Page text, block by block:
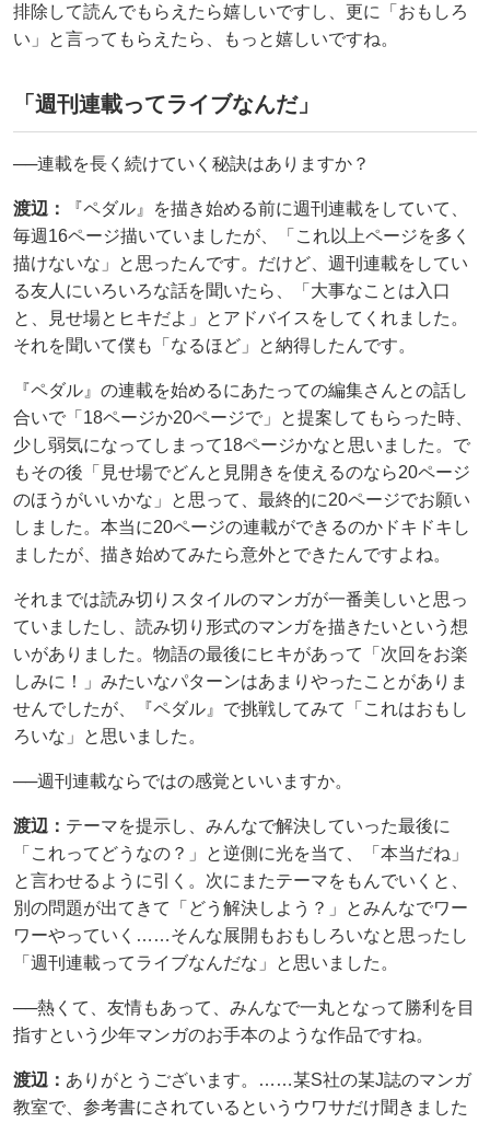
排除して読んでもらえたら嬉しいですし、更に「おもしろ
い」と言ってもらえたら、もっと嬉しいですね。
「週刊連載ってライブなんだ」
──連載を長く続けていく秘訣はありますか？
渡辺：
『ペダル』を描き始める前に週刊連載をしていて、
毎週16ページ描いていましたが、「これ以上ページを多く
描けないな」と思ったんです。だけど、週刊連載をしてい
る友人にいろいろな話を聞いたら、「大事なことは入口
と、見せ場とヒキだよ」とアドバイスをしてくれました。
それを聞いて僕も「なるほど」と納得したんです。
『ペダル』の連載を始めるにあたっての編集さんとの話し
合いで「18ページか20ページで」と提案してもらった時、
少し弱気になってしまって18ページかなと思いました。で
もその後「見せ場でどんと見開きを使えるのなら20ページ
のほうがいいかな」と思って、最終的に20ページでお願い
しました。本当に20ページの連載ができるのかドキドキし
ましたが、描き始めてみたら意外とできたんですよね。
それまでは読み切りスタイルのマンガが一番美しいと思っ
ていましたし、読み切り形式のマンガを描きたいという想
いがありました。物語の最後にヒキがあって「次回をお楽
しみに！」みたいなパターンはあまりやったことがありま
せんでしたが、『ペダル』で挑戦してみて「これはおもし
ろいな」と思いました。
──週刊連載ならではの感覚といいますか。
渡辺： テーマを提示し、みんなで解決していった最後に
「これってどうなの？」と逆側に光を当て、「本当だね」
と言わせるように引く。次にまたテーマをもんでいくと、
別の問題が出てきて「どう解決しよう？」とみんなでワー
ワーやっていく……そんな展開もおもしろいなと思ったし
「週刊連載ってライブなんだな」と思いました。
──熱くて、友情もあって、みんなで一丸となって勝利を目
指すという少年マンガのお手本のような作品ですね。
渡辺： ありがとうございます。……某S社の某J誌のマンガ
教室で、参考書にされているというウワサだけ聞きました